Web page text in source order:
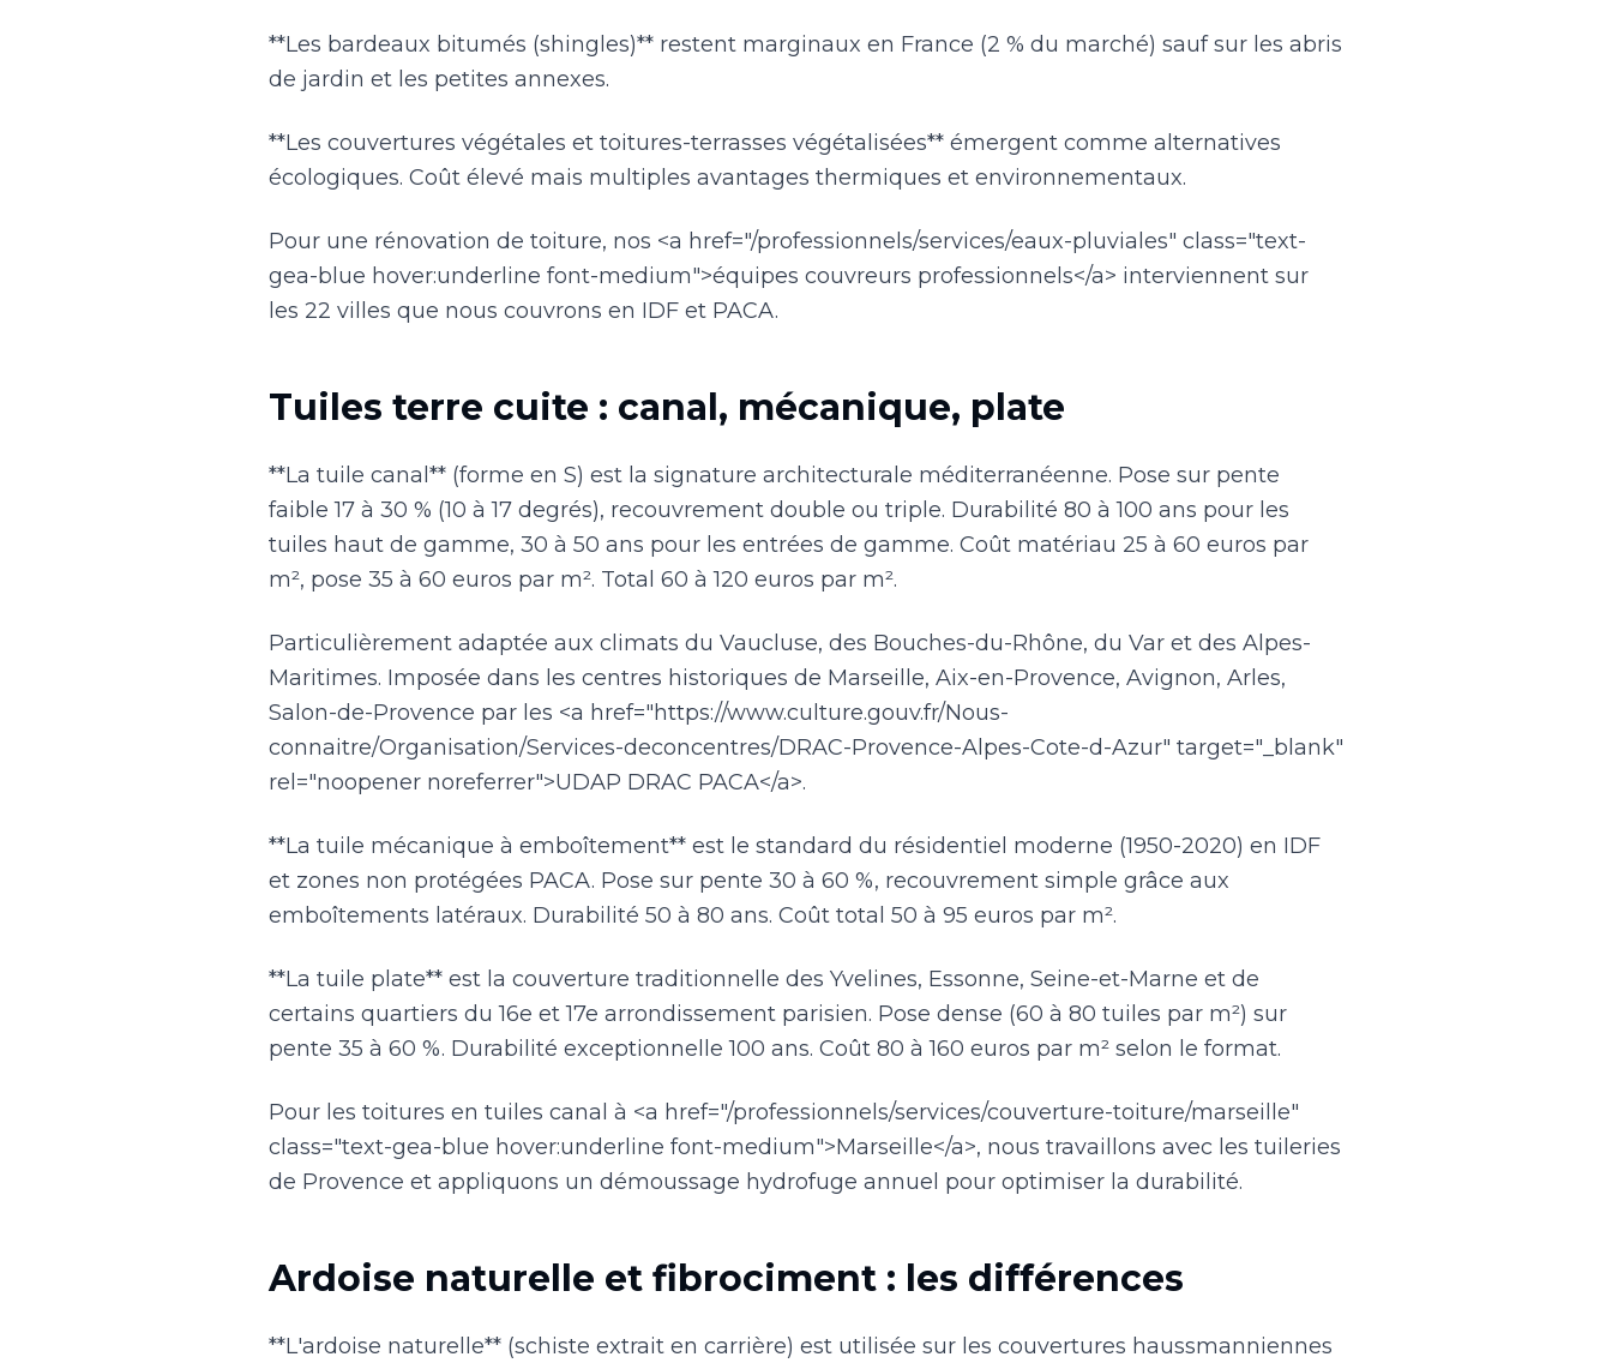
**Les bardeaux bitumés (shingles)** restent marginaux en France (2 % du marché) sauf sur les abris
de jardin et les petites annexes.
**Les couvertures végétales et toitures-terrasses végétalisées** émergent comme alternatives
écologiques. Coût élevé mais multiples avantages thermiques et environnementaux.
Pour une rénovation de toiture, nos <a href="/professionnels/services/eaux-pluviales" class="text-
gea-blue hover:underline font-medium">équipes couvreurs professionnels</a> interviennent sur
les 22 villes que nous couvrons en IDF et PACA.
Tuiles terre cuite : canal, mécanique, plate
**La tuile canal** (forme en S) est la signature architecturale méditerranéenne. Pose sur pente
faible 17 à 30 % (10 à 17 degrés), recouvrement double ou triple. Durabilité 80 à 100 ans pour les
tuiles haut de gamme, 30 à 50 ans pour les entrées de gamme. Coût matériau 25 à 60 euros par
m², pose 35 à 60 euros par m². Total 60 à 120 euros par m².
Particulièrement adaptée aux climats du Vaucluse, des Bouches-du-Rhône, du Var et des Alpes-
Maritimes. Imposée dans les centres historiques de Marseille, Aix-en-Provence, Avignon, Arles,
Salon-de-Provence par les <a href="https://www.culture.gouv.fr/Nous-
connaitre/Organisation/Services-deconcentres/DRAC-Provence-Alpes-Cote-d-Azur" target="_blank"
rel="noopener noreferrer">UDAP DRAC PACA</a>.
**La tuile mécanique à emboîtement** est le standard du résidentiel moderne (1950-2020) en IDF
et zones non protégées PACA. Pose sur pente 30 à 60 %, recouvrement simple grâce aux
emboîtements latéraux. Durabilité 50 à 80 ans. Coût total 50 à 95 euros par m².
**La tuile plate** est la couverture traditionnelle des Yvelines, Essonne, Seine-et-Marne et de
certains quartiers du 16e et 17e arrondissement parisien. Pose dense (60 à 80 tuiles par m²) sur
pente 35 à 60 %. Durabilité exceptionnelle 100 ans. Coût 80 à 160 euros par m² selon le format.
Pour les toitures en tuiles canal à <a href="/professionnels/services/couverture-toiture/marseille"
class="text-gea-blue hover:underline font-medium">Marseille</a>, nous travaillons avec les tuileries
de Provence et appliquons un démoussage hydrofuge annuel pour optimiser la durabilité.
Ardoise naturelle et fibrociment : les différences
**L'ardoise naturelle** (schiste extrait en carrière) est utilisée sur les couvertures haussmanniennes